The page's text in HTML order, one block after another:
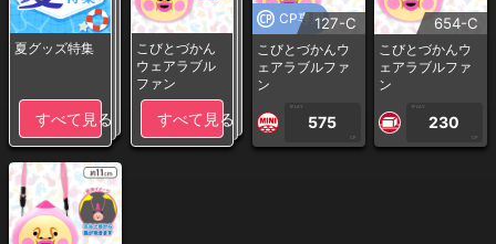
夏グッズ特集
すべて見る
こびとづかん
ウェアラブル
ファン
すべて見る
CP専用127-C
こびとづかんウ
ェアラブルファ
ン
1PLAY
575
CP
654-C
こびとづかんウ
ェアラブルファ
ン
1PLAY
230
CP